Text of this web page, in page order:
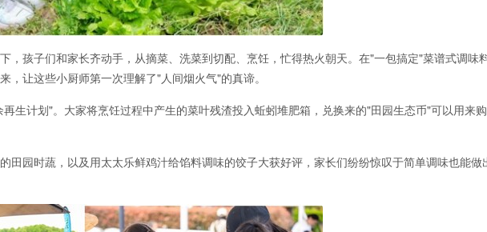
，孩子们和家长齐动手，从摘菜、洗菜到切配、烹饪，忙得热火朝天。在"一包搞定"菜谱式调味
，让这些小厨师第一次理解了"人间烟火气"的真谛。
生计划"。大家将烹饪过程中产生的菜叶残渣投入蚯蚓堆肥箱，兑换来的"田园生态币"可以用来
田园时蔬，以及用太太乐鲜鸡汁给馅料调味的饺子大获好评，家长们纷纷惊叹于简单调味也能做